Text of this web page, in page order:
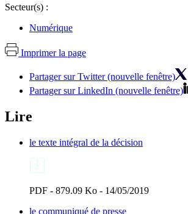
Secteur(s) :
Numérique
Imprimer la page
Partager sur Twitter (nouvelle fenêtre)
Partager sur LinkedIn (nouvelle fenêtre)
Lire
le texte intégral de la décision
PDF - 879.09 Ko - 14/05/2019
le communiqué de presse